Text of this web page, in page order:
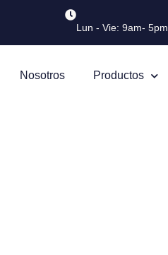
Lun - Vie: 9am- 5pm
Nosotros Productos